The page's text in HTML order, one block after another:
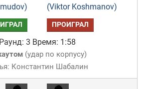
(Viktor Koshmanov)
ПРОИГРАЛ
Раунд: 3 Время: 1:58
(удар по корпусу)
Константин Шабалин